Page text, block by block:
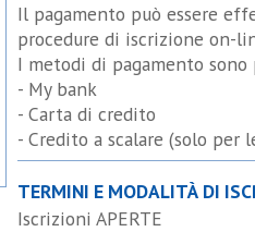
Il pagamento può essere
procedure di iscrizione on-
I metodi di pagamento
- My bank
- Carta di credito
- Credito a scalare (solo per
TERMINI E MODALITÀ DI
Iscrizioni APERTE